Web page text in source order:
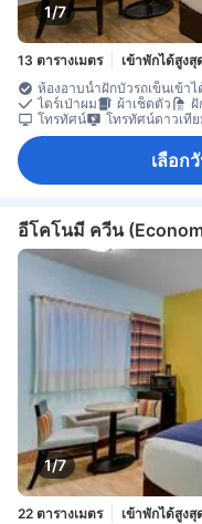
1/7
13 ตารางเมตร เข้าพักได้สูง
ห้องอาบน้ำฝักบัวรถเข็นเข้า
ไดร์เป่าผม
ผ้าเช็ดตัว ฝั
โทรทัศน์
โทรทัศน์ดาวเทีย
เลือก
อีโคโนมี ควีน
1/7
22 ตารางเมตร เข้าพักได้สูง